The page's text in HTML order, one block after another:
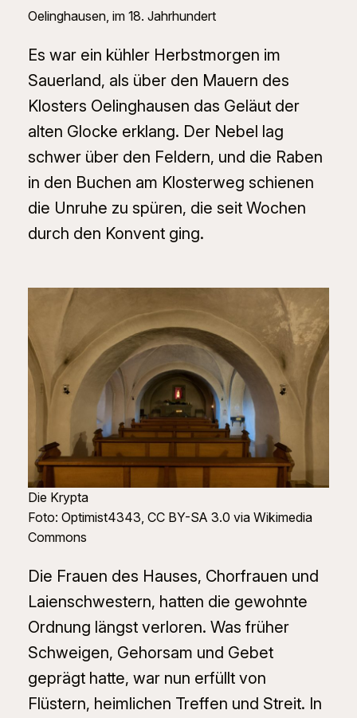
Oelinghausen, im 18. Jahrhundert
Es war ein kühler Herbstmorgen im
Sauerland, als über den Mauern des
Klosters Oelinghausen das Geläut der
alten Glocke erklang. Der Nebel lag
schwer über den Feldern, und die Raben
in den Buchen am Klosterweg schienen
die Unruhe zu spüren, die seit Wochen
durch den Konvent ging.
Die Krypta
Foto: Optimist4343, CC BY-SA 3.0 via Wikimedia
Commons
Die Frauen des Hauses, Chorfrauen und
Laienschwestern, hatten die gewohnte
Ordnung längst verloren. Was früher
Schweigen, Gehorsam und Gebet
geprägt hatte, war nun erfüllt von
Flüstern, heimlichen Treffen und Streit. In